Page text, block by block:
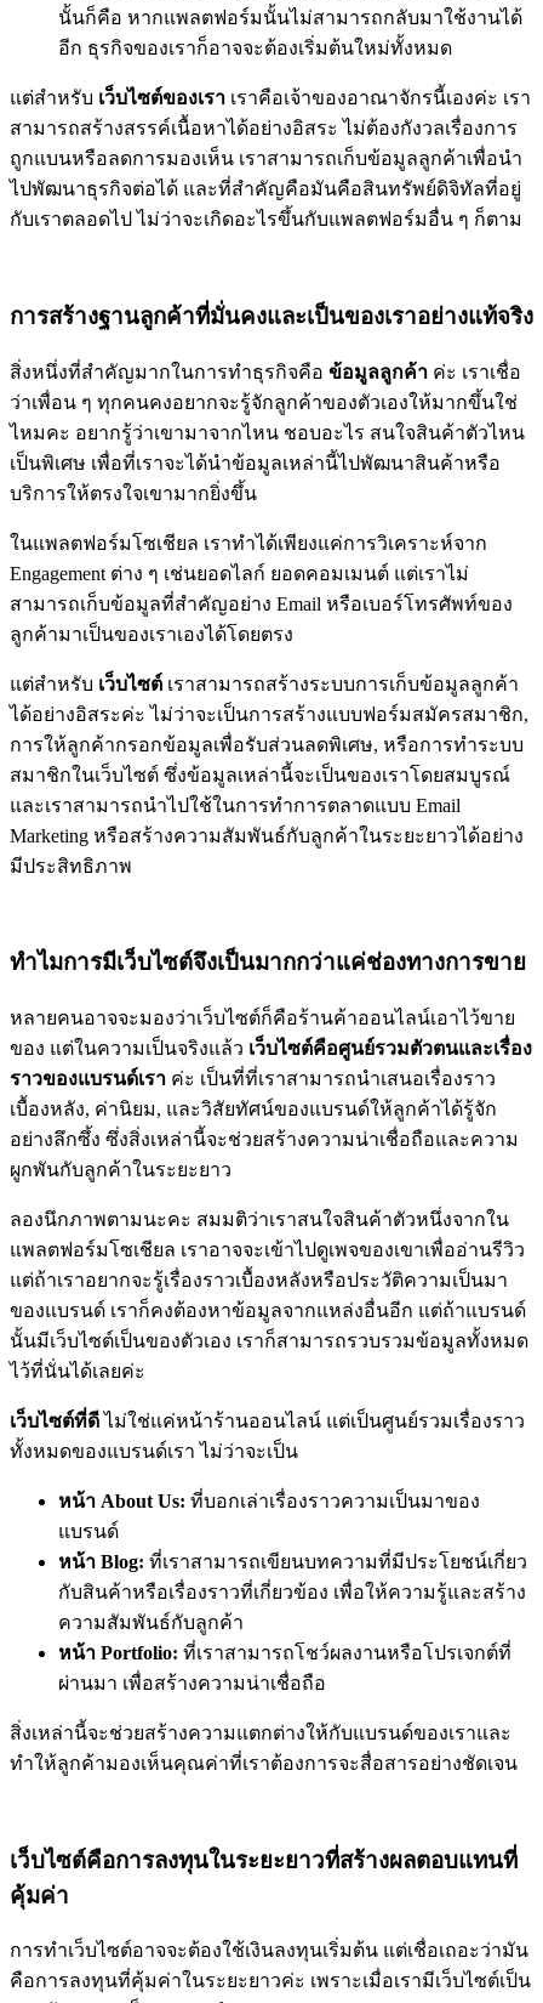
นั้นก็คือ หากแพลตฟอร์มนั้นไม่สามารถกลับมาใช้งานได้
อีก ธุรกิจของเราก็อาจจะต้องเริ่มต้นใหม่ทั้งหมด
แต่สำหรับ เว็บไซต์ของเรา เราคือเจ้าของอาณาจักรนี้เองค่ะ เรา
สามารถสร้างสรรค์เนื้อหาได้อย่างอิสระ ไม่ต้องกังวลเรื่องการ
ถูกแบนหรือลดการมองเห็น เราสามารถเก็บข้อมูลลูกค้าเพื่อนำ
ไปพัฒนาธุรกิจต่อได้ และที่สำคัญคือมันคือสินทรัพย์ดิจิทัลที่อยู่
กับเราตลอดไป ไม่ว่าจะเกิดอะไรขึ้นกับแพลตฟอร์มอื่น ๆ ก็ตาม
การสร้างฐานลูกค้าที่มั่นคงและเป็นของเราอย่างแท้จริง
สิ่งหนึ่งที่สำคัญมากในการทำธุรกิจคือ ข้อมูลลูกค้า ค่ะ เราเชื่อ
ว่าเพื่อน ๆ ทุกคนคงอยากจะรู้จักลูกค้าของตัวเองให้มากขึ้นใช่
ไหมคะ อยากรู้ว่าเขามาจากไหน ชอบอะไร สนใจสินค้าตัวไหน
เป็นพิเศษ เพื่อที่เราจะได้นำข้อมูลเหล่านี้ไปพัฒนาสินค้าหรือ
บริการให้ตรงใจเขามากยิ่งขึ้น
ในแพลตฟอร์มโซเชียล เราทำได้เพียงแค่การวิเคราะห์จาก
Engagement ต่าง ๆ เช่นยอดไลก์ ยอดคอมเมนต์ แต่เราไม่
สามารถเก็บข้อมูลที่สำคัญอย่าง Email หรือเบอร์โทรศัพท์ของ
ลูกค้ามาเป็นของเราเองได้โดยตรง
แต่สำหรับ เว็บไซต์ เราสามารถสร้างระบบการเก็บข้อมูลลูกค้า
ได้อย่างอิสระค่ะ ไม่ว่าจะเป็นการสร้างแบบฟอร์มสมัครสมาชิก,
การให้ลูกค้ากรอกข้อมูลเพื่อรับส่วนลดพิเศษ, หรือการทำระบบ
สมาชิกในเว็บไซต์ ซึ่งข้อมูลเหล่านี้จะเป็นของเราโดยสมบูรณ์
และเราสามารถนำไปใช้ในการทำการตลาดแบบ Email
Marketing หรือสร้างความสัมพันธ์กับลูกค้าในระยะยาวได้อย่าง
มีประสิทธิภาพ
ทำไมการมีเว็บไซต์จึงเป็นมากกว่าแค่ช่องทางการขาย
หลายคนอาจจะมองว่าเว็บไซต์ก็คือร้านค้าออนไลน์เอาไว้ขาย
ของ แต่ในความเป็นจริงแล้ว เว็บไซต์คือศูนย์รวมตัวตนและเรื่อง
ราวของแบรนด์เรา ค่ะ เป็นที่ที่เราสามารถนำเสนอเรื่องราว
เบื้องหลัง, ค่านิยม, และวิสัยทัศน์ของแบรนด์ให้ลูกค้าได้รู้จัก
อย่างลึกซึ้ง ซึ่งสิ่งเหล่านี้จะช่วยสร้างความน่าเชื่อถือและความ
ผูกพันกับลูกค้าในระยะยาว
ลองนึกภาพตามนะคะ สมมติว่าเราสนใจสินค้าตัวหนึ่งจากใน
แพลตฟอร์มโซเชียล เราอาจจะเข้าไปดูเพจของเขาเพื่ออ่านรีวิว
แต่ถ้าเราอยากจะรู้เรื่องราวเบื้องหลังหรือประวัติความเป็นมา
ของแบรนด์ เราก็คงต้องหาข้อมูลจากแหล่งอื่นอีก แต่ถ้าแบรนด์
นั้นมีเว็บไซต์เป็นของตัวเอง เราก็สามารถรวบรวมข้อมูลทั้งหมด
ไว้ที่นั่นได้เลยค่ะ
เว็บไซต์ที่ดีไม่ใช่แค่หน้าร้านออนไลน์ แต่เป็นศูนย์รวมเรื่องราว
ทั้งหมดของแบรนด์เรา ไม่ว่าจะเป็น
หน้า About Us: ที่บอกเล่าเรื่องราวความเป็นมาของ
แบรนด์
หน้า Blog: ที่เราสามารถเขียนบทความที่มีประโยชน์เกี่ยว
กับสินค้าหรือเรื่องราวที่เกี่ยวข้อง เพื่อให้ความรู้และสร้าง
ความสัมพันธ์กับลูกค้า
หน้า Portfolio: ที่เราสามารถโชว์ผลงานหรือโปรเจกต์ที่
ผ่านมา เพื่อสร้างความน่าเชื่อถือ
สิ่งเหล่านี้จะช่วยสร้างความแตกต่างให้กับแบรนด์ของเราและ
ทำให้ลูกค้ามองเห็นคุณค่าที่เราต้องการจะสื่อสารอย่างชัดเจน
เว็บไซต์คือการลงทุนในระยะยาวที่สร้างผลตอบแทนที่
คุ้มค่า
การทำเว็บไซต์อาจจะต้องใช้เงินลงทุนเริ่มต้น แต่เชื่อเถอะว่ามัน
คือการลงทุนที่คุ้มค่าในระยะยาวค่ะ เพราะเมื่อเรามีเว็บไซต์เป็น